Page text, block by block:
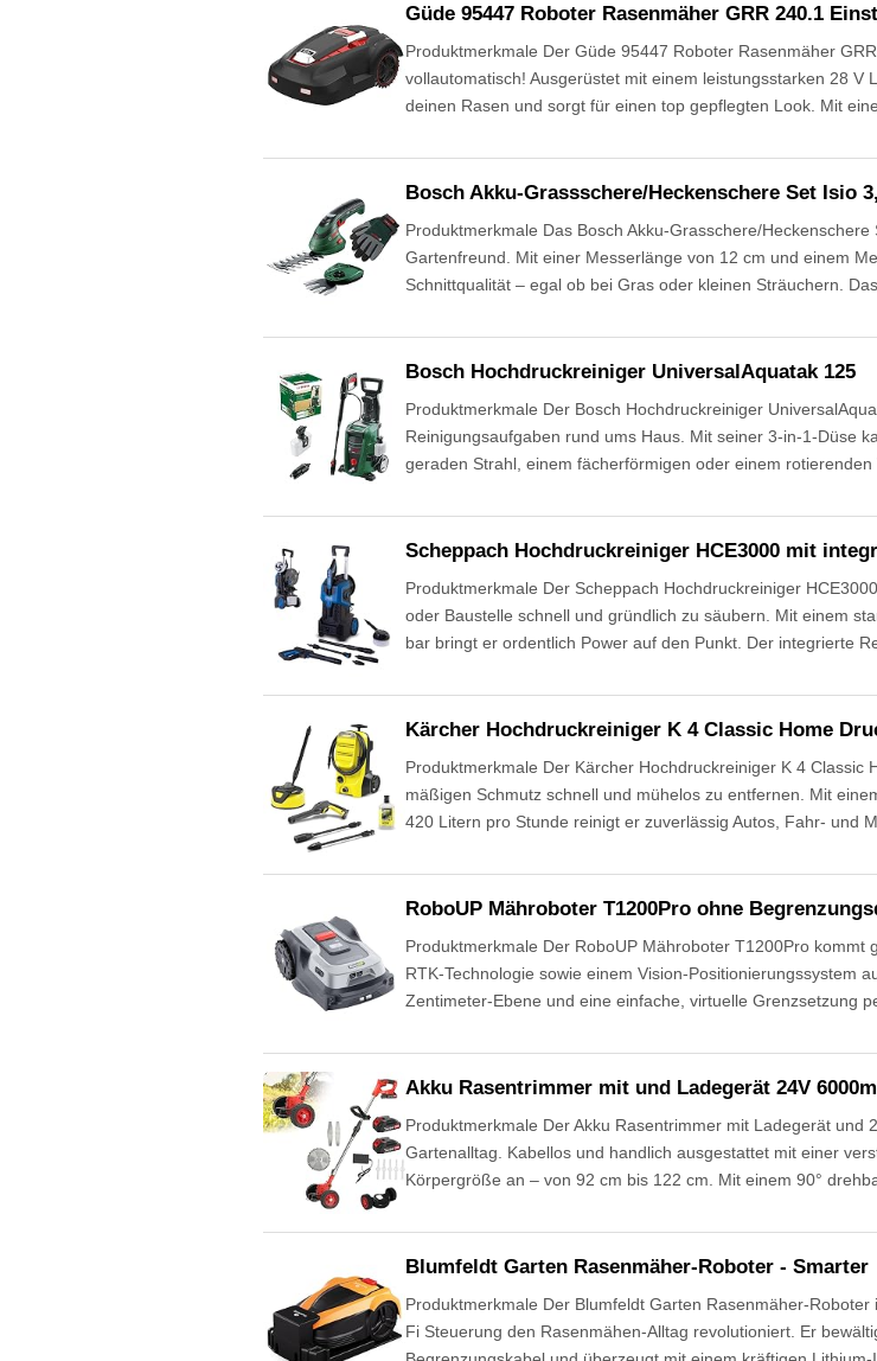
Güde 95447 Roboter Rasenmäher GRR 240.1
Produktmerkmale Der Güde 95447 Roboter Rasenmäher
vollautomatisch! Ausgerüstet mit einem leistungsstarken 28
deinen Rasen und sorgt für einen top gepflegten Look. Mit
Bosch Akku-Grassschere/Heckenschere Set Isio
Produktmerkmale Das Bosch Akku-Grasschere/
Gartenfreund. Mit einer Messerlänge von 12 cm und einem
Schnittqualität – egal ob bei Gras oder kleinen Sträuchern.
Bosch Hochdruckreiniger UniversalAquatak 125
Produktmerkmale Der Bosch Hochdruckreiniger
Reinigungsaufgaben rund ums Haus. Mit seiner 3-in-1-Düse
geraden Strahl, einem fächerförmigen oder einem rotierenden
Scheppach Hochdruckreiniger HCE3000 mit
Produktmerkmale Der Scheppach Hochdruckreiniger
oder Baustelle schnell und gründlich zu säubern. Mit einem
bar bringt er ordentlich Power auf den Punkt. Der integrierte
Kärcher Hochdruckreiniger K 4 Classic Home
Produktmerkmale Der Kärcher Hochdruckreiniger K 4 Classic
mäßigen Schmutz schnell und mühelos zu entfernen. Mit
420 Litern pro Stunde reinigt er zuverlässig Autos, Fahr- und
RoboUP Mähroboter T1200Pro ohne
Produktmerkmale Der RoboUP Mähroboter T1200Pro
RTK-Technologie sowie einem Vision-Positionierungssystem
Zentimeter-Ebene und eine einfache, virtuelle Grenzsetzung
Akku Rasentrimmer mit und Ladegerät 24V
Produktmerkmale Der Akku Rasentrimmer mit Ladegerät
Gartenalltag. Kabellos und handlich ausgestattet mit einer
Körpergröße an – von 92 cm bis 122 cm. Mit einem 90°
Blumfeldt Garten Rasenmäher-Roboter - Smarter
Produktmerkmale Der Blumfeldt Garten Rasenmäher-
Fi Steuerung den Rasenmähen-Alltag revolutioniert. Er